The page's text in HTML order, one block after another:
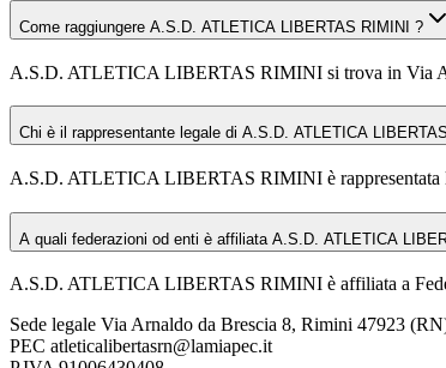
Come raggiungere A.S.D. ATLETICA LIBERTAS RIMINI ?
A.S.D. ATLETICA LIBERTAS RIMINI si trova in Via
Chi è il rappresentante legale di A.S.D. ATLETICA
A.S.D. ATLETICA LIBERTAS RIMINI è rappresentata
A quali federazioni od enti è affiliata A.S.D. ATLETICA
A.S.D. ATLETICA LIBERTAS RIMINI è affiliata a
Sede legale Via Arnaldo da Brescia 8, Rimini 47923
PEC atleticalibertasrn@lamiapec.it